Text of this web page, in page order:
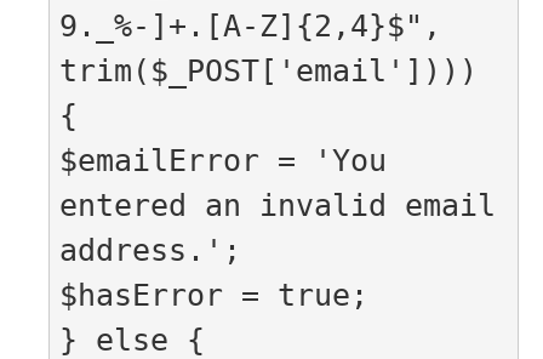
9._%-]+.[A-Z]{2,4}$",
trim($_POST['email'])))
{
$emailError = 'You
entered an invalid email
address.';
$hasError = true;
} else {